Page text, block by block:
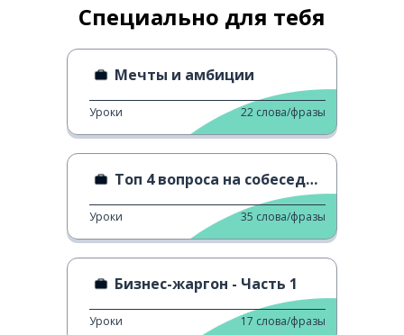
Специально для тебя
Мечты и амбиции
Уроки 22 слова/фразы
Топ 4 вопроса на собеседовании на работу
Уроки 35 слова/фразы
Бизнес-жаргон - Часть 1
Уроки 17 слова/фразы